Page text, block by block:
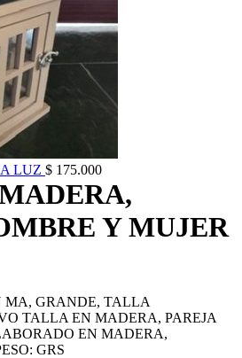
LUZ $ 175.000
Y MUJER
MA, GRANDE, TALLA
TALLA EN MADERA, PAREJA
EN MADERA,
GRS